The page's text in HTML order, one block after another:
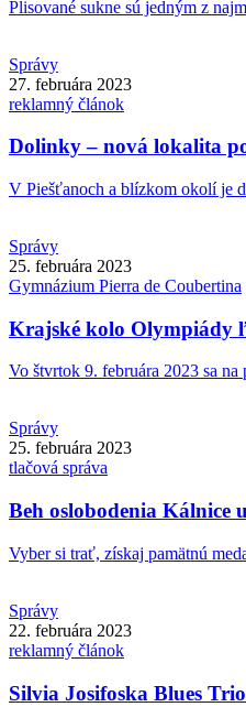
Plisované sukne sú jedným z
Správy
27. februára 2023
reklamný článok
Dolinky – nová lokalita
V Piešťanoch a blízkom okolí je
Správy
25. februára 2023
Gymnázium Pierra de Coubertina
Krajské kolo Olympiády
Vo štvrtok 9. februára 2023 sa na
Správy
25. februára 2023
tlačová správa
Beh oslobodenia Kálnice
Vyber si trať, získaj pamätnú
Správy
22. februára 2023
reklamný článok
Silvia Josifoska Blues